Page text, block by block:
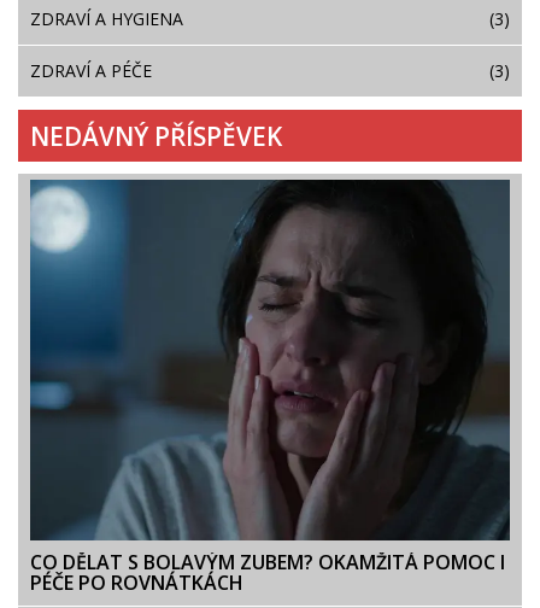
ZDRAVÍ A HYGIENA (3)
ZDRAVÍ A PÉČE (3)
NEDÁVNÝ PŘÍSPĚVEK
CO DĚLAT S BOLAVÝM ZUBEM? OKAMŽITÁ POMOC I
PÉČE PO ROVNÁTKÁCH